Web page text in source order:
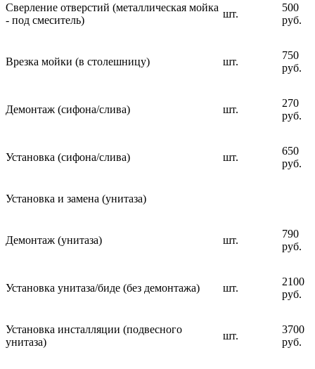
Сверление отверстий (металлическая мойка
- под смеситель)
шт.
500
руб.
Врезка мойки (в столешницу) шт.
750
руб.
Демонтаж (сифона/слива) шт.
270
руб.
Установка (сифона/слива) шт.
650
руб.
Установка и замена (унитаза)
Демонтаж (унитаза) шт.
790
руб.
Установка унитаза/биде (без демонтажа) шт.
2100
руб.
Установка инсталляции (подвесного
унитаза)
шт.
3700
руб.